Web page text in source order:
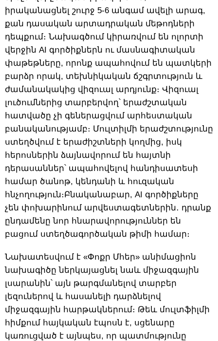
իրականացնել շուրջ 5-6 անգամ ավելի արագ,
քան դասական արտադրական մեթոդների
դեպքում։ Նախագծում կիրառվում են ոլորտի
վերջին AI գործիքներն ու մասնագիտական
փաթեթները, որոնք ապահովում են պատկերի
բարձր որակ, տեխնիկական ճշգրտություն և
ժամանակակից վիզուալ արդյունք։ Վիզուալ
լուծումներից տարբերվող՝ երաժշտական
հատվածը չի գեներացվում արհեստական
բանականությամբ։ Մուլտիլմի երաժշտությունը
ստեղծվում է երաժիշտների կողմից, իսկ
հերոսներին ձայնավորում են հայտնի
դերասաններ՝ ապահովելով հանդիսատեսի
համար ծանոթ, կենդանի և հուզական
հնչողություն։Բնականաբար, AI գործիքները
չեն փոխարինում արվեստագետներին․ դրանք
ընդամենը նոր հնարավորություններ են
բացում ստեղծագործական թիմի համար։
Նախատեսվում է «Փոքր Մհեր» անիմացիոն
նախագիծը ներկայացնել նաև միջազգային
լսարանին՝ այն թարգմանելով տարբեր
լեզուներով և հասանելի դարձնելով
միջազգային հարթակներում։ Թեև մուլտֆիլմի
հիմքում հայկական էպոսն է, սցենարը
կառուցված է այնպես, որ պատմությունը